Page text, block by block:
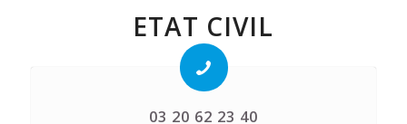
ETAT CIVIL
03 20 62 23 40